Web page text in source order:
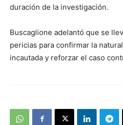
duración de la investigación.
Buscaglione adelantó que se
pericias para confirmar la
incautada y reforzar el caso